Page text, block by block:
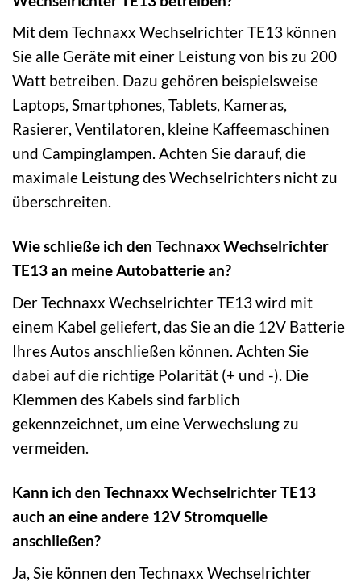
Mit dem Technaxx Wechselrichter TE13 können
Sie alle Geräte mit einer Leistung von bis zu 200
Watt betreiben. Dazu gehören beispielsweise
Laptops, Smartphones, Tablets, Kameras,
Rasierer, Ventilatoren, kleine Kaffeemaschinen
und Campinglampen. Achten Sie darauf, die
maximale Leistung des Wechselrichters nicht zu
überschreiten.
Wie schließe ich den Technaxx Wechselrichter
TE13 an meine Autobatterie an?
Der Technaxx Wechselrichter TE13 wird mit
einem Kabel geliefert, das Sie an die 12V Batterie
Ihres Autos anschließen können. Achten Sie
dabei auf die richtige Polarität (+ und -). Die
Klemmen des Kabels sind farblich
gekennzeichnet, um eine Verwechslung zu
vermeiden.
Kann ich den Technaxx Wechselrichter TE13
auch an eine andere 12V Stromquelle
anschließen?
Ja, Sie können den Technaxx Wechselrichter